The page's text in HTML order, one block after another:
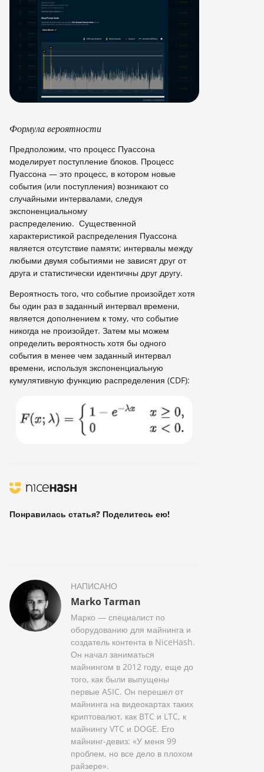
Формула вероятности
Предположим, что процесс Пуассона
моделирует поступление блоков. Процесс
Пуассона — это процесс, в котором новые
события (или поступления) возникают со
случайными интервалами, следуя
экспоненциальному
распределению. Существенной
характеристикой распределения Пуассона
является отсутствие памяти; интервалы между
любыми двумя событиями не зависят друг от
друга и статистически идентичны друг другу.
Вероятность того, что событие произойдет хотя
бы один раз в заданный интервал времени,
является дополнением к тому, что событие
никогда не произойдет. Затем мы можем
определить вероятность хотя бы одного
события в менее чем заданный интервал
времени, используя экспоненциальную
кумулятивную функцию распределения (CDF):
Понравилась статья? Поделитесь ею!
НАПИСАНО
Marko Tarman
Марко — специалист по
оборудованию для майнинга и
создатель контента в NiceHash.
Он начал заниматься
майнингом в 2012 году, еще до
того, как были выпущены
первые ASIC. Он перешел от
майнинга на видеокартах таких
криптовалют, как BTC и LTC, к
майнингу VTC и DOGE. Его
майнинг-девиз: «У меня 99
проблем, но все дело в плохом
райзере».